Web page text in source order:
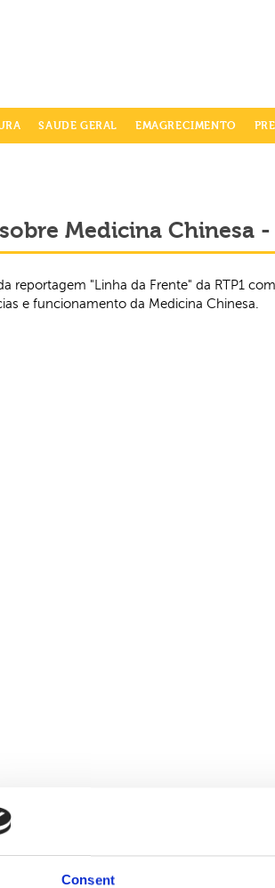
Consent
SAUDE GERAL EMAGRECIMENTO
Medicina Chinesa
reportagem "Linha da Frente" da RTP1
e funcionamento da Medicina Chinesa.